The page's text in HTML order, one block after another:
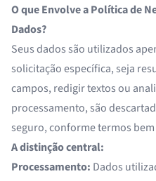
O que Envolve a Política de
Dados?
Seus dados são utilizados
solicitação específica, seja
campos, redigir textos ou
processamento, são
seguro, conforme termos
A distinção central:
Processamento: Dados